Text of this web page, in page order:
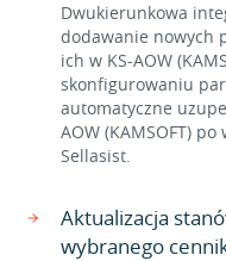
Dwukierunkowa
dodawanie nowych
ich w KS-AOW
skonfigurowaniu
automatyczne
AOW (KAMSOFT)
Sellasist.
Aktualizacja
wybranego